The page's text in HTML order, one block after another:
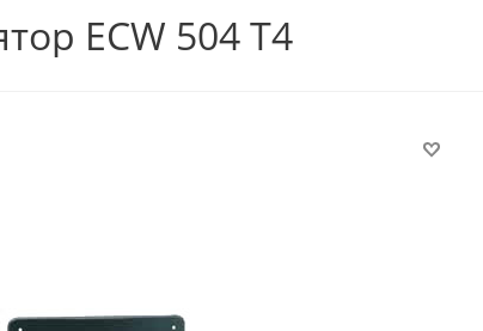
ECW 504 T4